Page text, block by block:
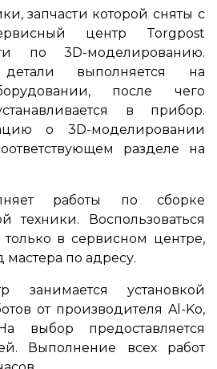
запчасти которой сняты с
центр Torgpost
по 3D-моделированию.
выполняется на
после чего
в прибор.
о 3D-моделировании
разделе на
работы по сборке
техники. Воспользоваться
в сервисном центре,
мастера по адресу.
занимается установкой
от производителя Al-Ko,
выбор предоставляется
Выполнение всех работ